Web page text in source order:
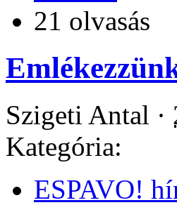
21 olvasás
Szigeti Antal ·
Kategória:
ESPAVO!